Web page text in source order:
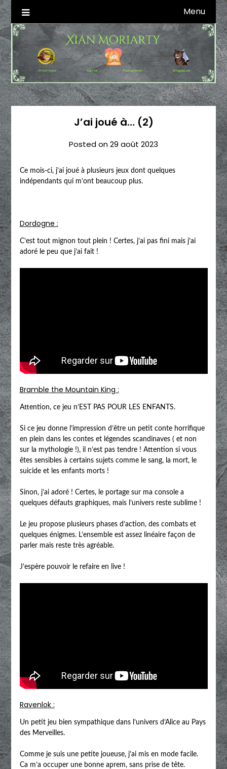
Skip
to
content
Xian Moriarty
Autrice SFFF & Blogueuse & Streameuse Menu
J’ai joué à… (2)
Posted on29 août 2023
Ce mois-ci, j’ai joué à plusieurs jeux dont quelques
indépendants qui m’ont beaucoup plus.
Dordogne :
C’est tout mignon tout plein ! Certes, j’ai pas fini mais j’ai
adoré le peu que j’ai fait !
Bramble the Mountain King :
Attention, ce jeu n’EST PAS POUR LES ENFANTS.
Si ce jeu donne l’impression d’être un petit conte horrifique
en plein dans les contes et légendes scandinaves ( et non
sur la mythologie !), il n’est pas tendre ! Attention si vous
êtes sensibles à certains sujets comme le sang, la mort, le
suicide et les enfants morts !
Sinon, j’ai adoré ! Certes, le portage sur ma console a
quelques défauts graphiques, mais l’univers reste sublime !
Le jeu propose plusieurs phases d’action, des combats et
quelques énigmes. L’ensemble est assez linéaire façon de
parler mais reste très agréable.
J’espère pouvoir le refaire en live !
Ravenlok :
Un petit jeu bien sympathique dans l’univers d’Alice au Pays
des Merveilles.
Comme je suis une petite joueuse, j’ai mis en mode facile.
Ca m’a occuper une bonne aprem, sans prise de tête.